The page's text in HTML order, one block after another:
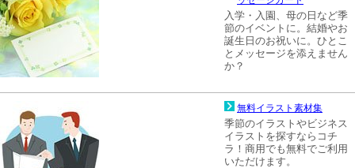
入学・入園、母の日など季
節のイベントに。結婚やお
誕生日のお祝いに。ひとこ
とメッセージを添えません
か？
無料イラスト素材集
季節のイラストやビジネス
イラストを探すならコチ
ラ！商用でも無料でご利用
いただけます。